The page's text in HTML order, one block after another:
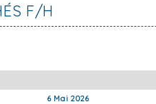
F/H
6 Mai 2026